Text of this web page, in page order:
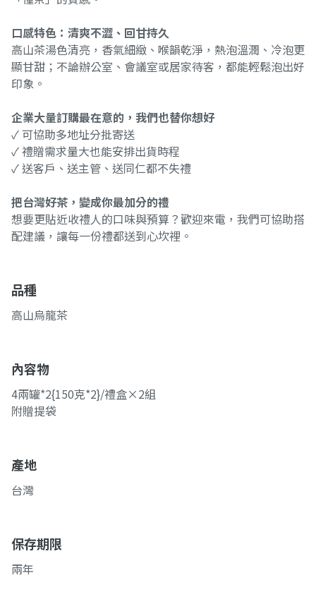
口感特色：清爽不澀、回甘持久
高山茶湯色清亮，香氣細緻、喉韻乾淨，熱泡溫潤、冷泡更
顯甘甜；不論辦公室、會議室或居家待客，都能輕鬆泡出好
印象。
企業大量訂購最在意的，我們也替你想好
✓ 可協助多地址分批寄送
✓ 禮贈需求量大也能安排出貨時程
✓ 送客戶、送主管、送同仁都不失禮
把台灣好茶，變成你最加分的禮
想要更貼近收禮人的口味與預算？歡迎來電，我們可協助搭
配建議，讓每一份禮都送到心坎裡。
品種
高山烏龍茶
內容物
4兩罐*2{150克*2}/禮盒×2組
附贈提袋
產地
台灣
保存期限
兩年